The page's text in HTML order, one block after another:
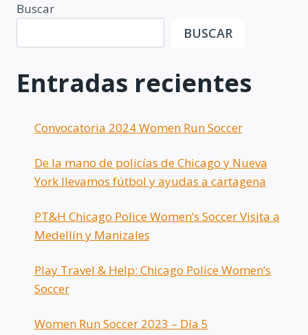
Buscar
BUSCAR
Entradas recientes
Convocatoria 2024 Women Run Soccer
De la mano de policías de Chicago y Nueva
York llevamos fútbol y ayudas a cartagena
PT&H Chicago Police Women’s Soccer Visita a
Medellín y Manizales
Play Travel & Help: Chicago Police Women’s
Soccer
Women Run Soccer 2023 – Día 5